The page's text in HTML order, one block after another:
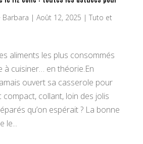
Barbara | Août 12, 2025 | Tuto et
aliments les plus consommés
à cuisiner… en théorie.En
ouvert sa casserole pour
collant, loin des jolis
qu’on espérait ? La bonne
le...